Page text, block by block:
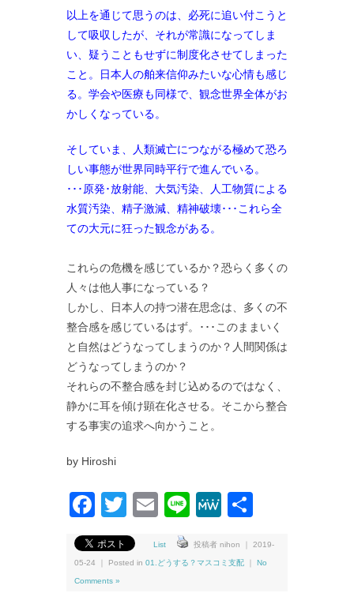
以上を通じて思うのは、必死に追い付こうと
して吸収したが、それが常識になってしま
い、疑うこともせずに制度化させてしまった
こと。日本人の舶来信仰みたいな心情も感じ
る。学会や医療も同様で、観念世界全体がお
かしくなっている。
そしていま、人類滅亡につながる極めて恐ろ
しい事態が世界同時平行で進んでいる。
･･･原発･放射能、大気汚染、人工物質による
水質汚染、精子激減、精神破壊･･･これら全
ての大元に狂った観念がある。
これらの危機を感じているか？恐らく多くの
人々は他人事になっている？
しかし、日本人の持つ潜在思念は、多くの不
整合感を感じているはず。･･･このままいく
と自然はどうなってしまうのか？人間関係は
どうなってしまうのか？
それらの不整合感を封じ込めるのではなく、
静かに耳を傾け顕在化させる。そこから整合
する事実の追求へ向かうこと。
by Hiroshi
Facebook
Twitter
EmailLineMeWe
List 投稿者 nihon ｜ 2019-
05-24 ｜ Posted in 01.どうする？マスコミ支配 No
Comments »